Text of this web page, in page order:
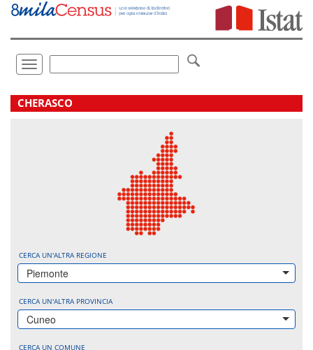
Vai
direttamente
Toggle
navigation
.
CHERASCO
CERCA UN'ALTRA REGIONE
Piemonte
CERCA UN'ALTRA PROVINCIA
Cuneo
CERCA UN COMUNE